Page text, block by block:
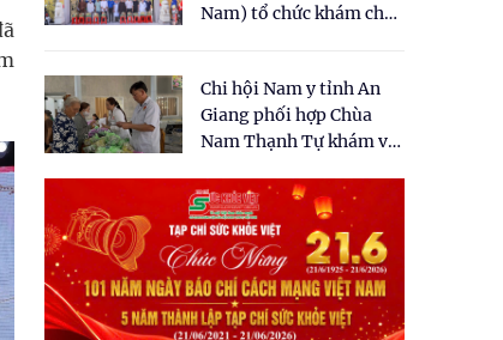
Nam) tổ chức khám chữa
dân tại xã Tân Tập
Chi hội Nam y tỉnh An
Giang phối hợp Chùa
Nam Thạnh Tự khám và
nhân dân